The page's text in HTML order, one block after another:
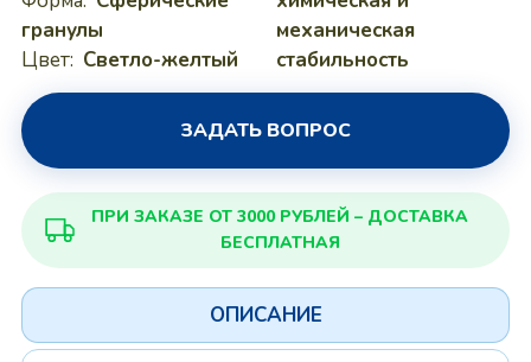
гранулы
Цвет: Светло-желтый
механическая
стабильность
ЗАДАТЬ ВОПРОС
ПРИ ЗАКАЗЕ ОТ 3000 РУБЛЕЙ – ДОСТАВКА
БЕСПЛАТНАЯ
ОПИСАНИЕ